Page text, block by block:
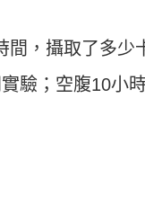
間，攝取了多少
驗；空腹10小